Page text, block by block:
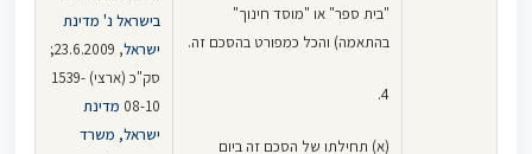
"בית ספר" או "מוסד חינוך"
בהתאמה) והכל כמפורט בהסכם זה.
4.
(א) תחילתו של הסכם זה ביום
בישראל נ' מדינת
ישראל
, 23.6.2009;
סק"כ (ארצי) 1539-
08-10 מדינת
ישראל, משרד